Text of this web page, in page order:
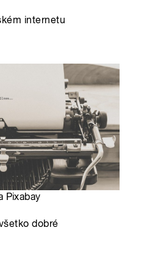
internetu
Pixabay
dobré